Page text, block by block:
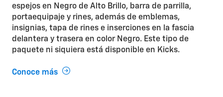
espejos en Negro de Alto Brillo, barra de parrilla,
portaequipaje y rines, además de emblemas,
insignias, tapa de rines e inserciones en la fascia
delantera y trasera en color Negro. Este tipo de
paquete ni siquiera está disponible en Kicks.
Conoce más